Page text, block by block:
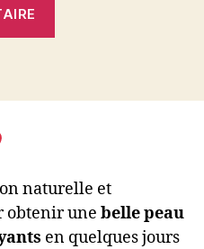
naturelle et
obtenir une belle peau
en quelques jours